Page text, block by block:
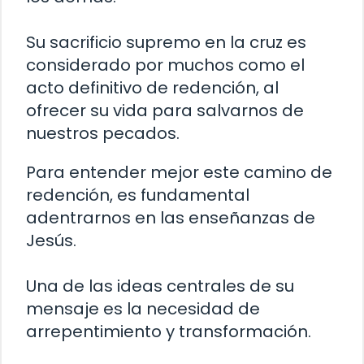
Su sacrificio supremo en la cruz es
considerado por muchos como el
acto definitivo de redención, al
ofrecer su vida para salvarnos de
nuestros pecados.
Para entender mejor este camino de
redención, es fundamental
adentrarnos en las enseñanzas de
Jesús.
Una de las ideas centrales de su
mensaje es la necesidad de
arrepentimiento y transformación.